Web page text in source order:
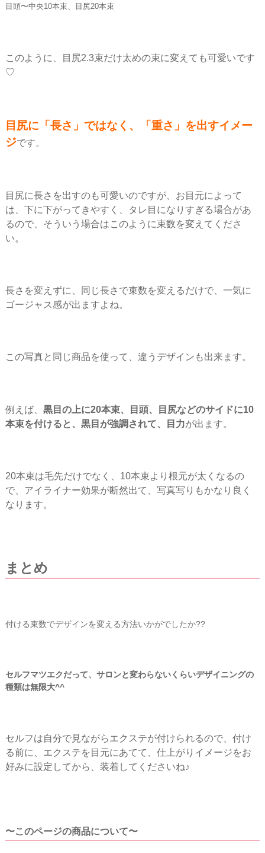
目頭〜中央10本束、目尻20本束
このように、目尻2.3束だけ太めの束に変えても可愛いです
♡
目尻に「長さ」ではなく、「重さ」を出すイメー
ジです。
目尻に長さを出すのも可愛いのですが、お目元によって
は、下に下がってきやすく、タレ目になりすぎる場合があ
るので、そういう場合はこのように束数を変えてくださ
い。
長さを変えずに、同じ長さで束数を変えるだけで、一気に
ゴージャス感が出ますよね。
この写真と同じ商品を使って、違うデザインも出来ます。
例えば、 黒目の上に20本束、目頭、目尻などのサイドに10
本束を付けると、黒目が強調されて、目力が出ます。
20本束は毛先だけでなく、10本束より根元が太くなるの
で、アイライナー効果が断然出て、写真写りもかなり良く
なります。
まとめ
付ける束数でデザインを変える方法いかがでしたか??
セルフマツエクだって、サロンと変わらないくらいデザイニングの
種類は無限大^^
セルフは自分で見ながらエクステが付けられるので、付け
る前に、エクステを目元にあてて、仕上がりイメージをお
好みに設定してから、装着してくださいね♪
〜このページの商品について〜